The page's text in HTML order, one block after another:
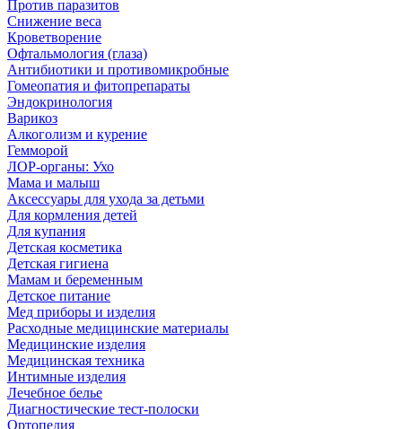
Против паразитов
Снижение веса
Кроветворение
Офтальмология (глаза)
Антибиотики и противомикробные
Гомеопатия и фитопрепараты
Эндокринология
Варикоз
Алкоголизм и курение
Гемморой
ЛОР-органы: Ухо
Мама и малыш
Аксессуары для ухода за детьми
Для кормления детей
Для купания
Детская косметика
Детская гигиена
Мамам и беременным
Детское питание
Мед приборы и изделия
Расходные медицинские материалы
Медицинские изделия
Медицинская техника
Интимные изделия
Лечебное белье
Диагностические тест-полоски
Ортопедия